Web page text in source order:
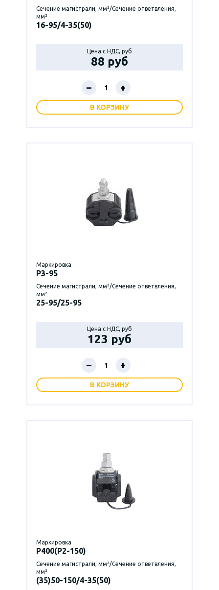
Сечение магистрали, мм²/Сечение ответвления,
мм²
16-95/4-35(50)
Цена с НДС, руб
88 руб
– +
В КОРЗИНУ
Маркировка
P3-95
Сечение магистрали, мм²/Сечение ответвления,
мм²
25-95/25-95
Цена с НДС, руб
123 руб
– +
В КОРЗИНУ
Маркировка
P400(Р2-150)
Сечение магистрали, мм²/Сечение ответвления,
мм²
(35)50-150/4-35(50)